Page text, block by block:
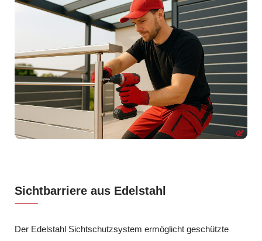
Sichtbarriere aus Edelstahl
Der Edelstahl Sichtschutzsystem ermöglicht geschützte